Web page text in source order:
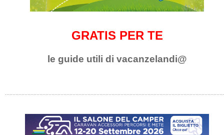
GRATIS PER TE
le guide utili di vacanzelandi@